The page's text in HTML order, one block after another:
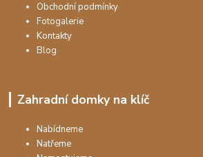
Obchodní podmínky
Fotogalerie
Kontakty
Blog
Zahradní domky na klíč
Nabídneme
Natřeme